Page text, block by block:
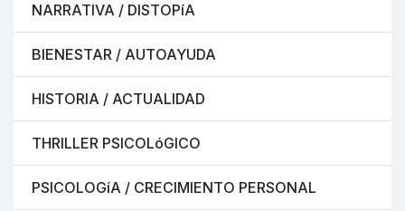
NARRATIVA / DISTOPíA
BIENESTAR / AUTOAYUDA
HISTORIA / ACTUALIDAD
THRILLER PSICOLóGICO
PSICOLOGíA / CRECIMIENTO PERSONAL